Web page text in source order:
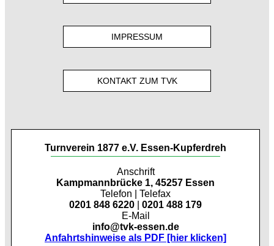
IMPRESSUM
KONTAKT ZUM TVK
Turnverein 1877 e.V. Essen-Kupferdreh
Anschrift
Kampmannbrücke 1, 45257 Essen
Telefon | Telefax
0201 848 6220
0201 488 179
E-Mail
info@tvk-essen.de
Anfahrtshinweise als PDF [hier klicken]